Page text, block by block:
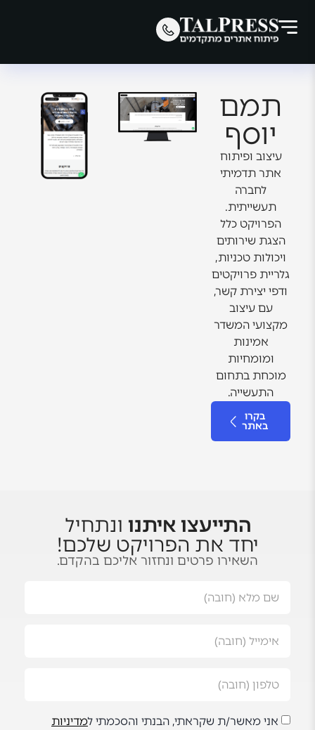
תמם
יוסף
עיצוב ופיתוח
אתר תדמיתי
לחברה
תעשייתית.
הפרויקט כלל
הצגת שירותים
ויכולות טכניות,
גלריית פרויקטים
ודפי יצירת קשר,
עם עיצוב
מקצועי המשדר
אמינות
ומומחיות
מוכחת בתחום
התעשייה.
בקרו
באתר
התייעצו איתנו ונתחיל
יחד את הפרויקט שלכם!
השאירו פרטים ונחזור אליכם בהקדם.
אני מאשר/ת שקראתי, הבנתי והסכמתי למדיניות